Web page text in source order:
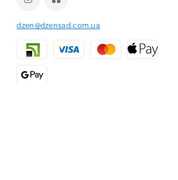
dzen@dzensad.com.ua